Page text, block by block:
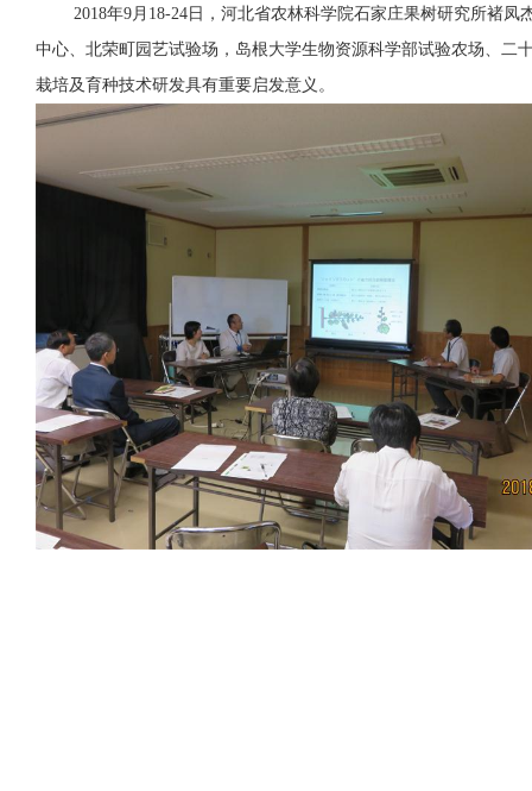
2018年9月18-24日，河北省农林科学院石家庄果树研究所褚凤
中心、北荣町园艺试验场，岛根大学生物资源科学部试验农场、
栽培及育种技术研发具有重要启发意义。